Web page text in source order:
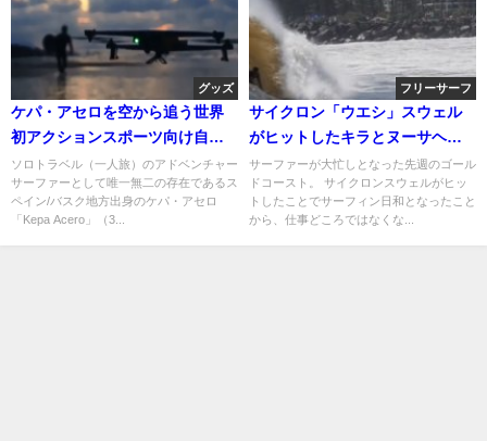
グッズ
ケパ・アセロを空から追う世界
初アクションスポーツ向け自動
追尾ドローン「AirDog」
ソロトラベル（一人旅）のアドベンチャー
サーファーとして唯一無二の存在であるス
ペイン/バスク地方出身のケパ・アセロ
「Kepa Acero」（3...
フリーサーフ
サイクロン「ウエシ」スウェル
がヒットしたキラとヌーサヘッ
ズ動画
サーファーが大忙しとなった先週のゴール
ドコースト。 サイクロンスウェルがヒッ
トしたことでサーフィン日和となったこと
から、仕事どころではなくな...